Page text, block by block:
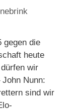
gegen die
heute
wir
Nunn:
sind wir